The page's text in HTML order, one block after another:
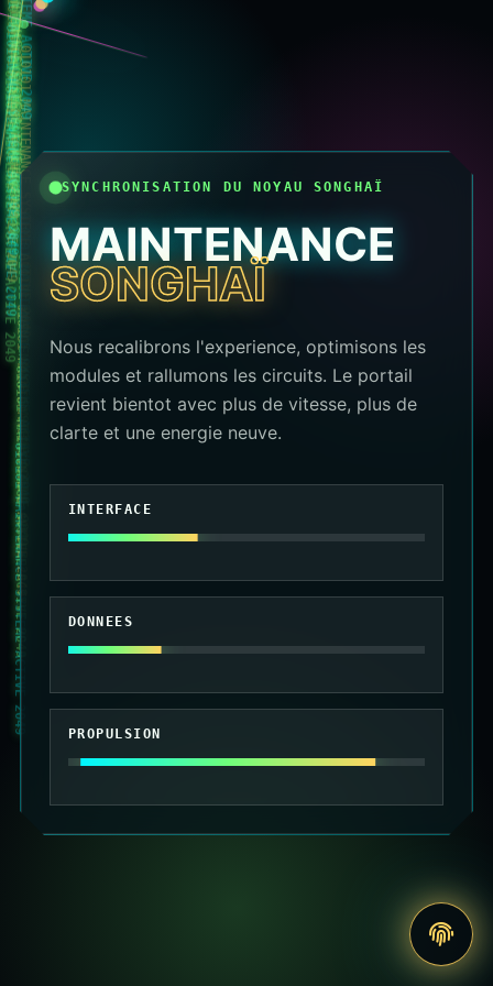
010101 MAINTENANCE SYSTEME ACTIVE 2049
010101 MAINTENANCE SYSTEME ACTIVE 2049
010101 MAINTENANCE SYSTEME ACTIVE 2049
010101 MAINTENANCE SYSTEME ACTIVE 2049
010101 MAINTENANCE SYSTEME ACTIVE 2049
010101 MAINTENANCE SYSTEME ACTIVE 2049
010101 MAINTENANCE SYSTEME ACTIVE 2049
010101 MAINTENANCE SYSTEME ACTIVE 2049
010101 MAINTENANCE SYSTEME ACTIVE 2049010101 MAINTENANCE SYSTEME ACTIVE 2049010101 MAINTENANCE SYSTEME ACTIVE 2049010101 MAINTENANCE SYSTEME ACTIVE 2049 SYNCHRONISATION DU NOYAU SONGHAÏ
MAINTENANCE
SONGHAÏ
Nous recalibrons l'experience, optimisons les
modules et rallumons les circuits. Le portail
revient bientot avec plus de vitesse, plus de
clarte et une energie neuve.
INTERFACE
DONNEES
PROPULSION
Acceder
au
site